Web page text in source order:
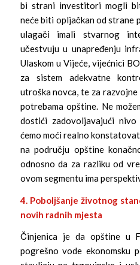
bi strani investitori mogli
neće biti opljačkan od strane
ulagači imali stvarnog
učestvuju u unapređenju
Ulaskom u Vijeće, vijećnici
za sistem adekvatne
utroška novca, te za
potrebama opštine. Ne
dostići zadovoljavajući
ćemo moći realno
na području opštine
odnosno da za razliku od
ovom segmentu ima
4. Poboljšanje životnog
novih radnih mjesta
Činjenica je da opštine u
pogrešno vode ekonomsku